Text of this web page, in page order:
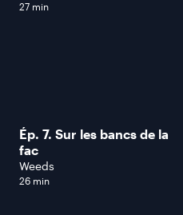
27 min
Ép. 7. Sur les bancs de la
fac
Weeds
26 min